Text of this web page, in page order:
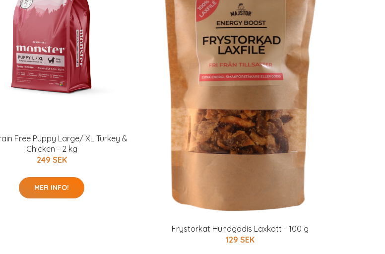
Free Puppy Large/ XL Turkey &
Chicken - 2 kg
249 SEK
MER INFO!
Frystorkat Hundgodis Laxkött - 100 g
129 SEK